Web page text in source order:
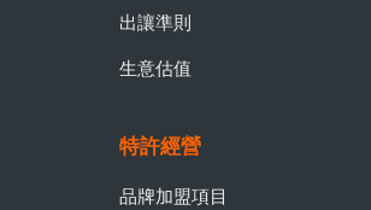
出讓準則
生意估值
特許經營
品牌加盟項目